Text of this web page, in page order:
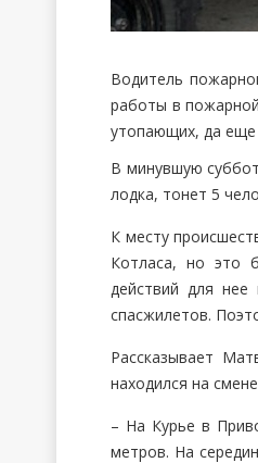
Водитель
работы в
утопающих, да еще
В минувшую
лодка, тонет 5
К месту
Котласа, но это
действий для
спасжилетов.
Рассказывает
находился на
– На Курье в
метров. На